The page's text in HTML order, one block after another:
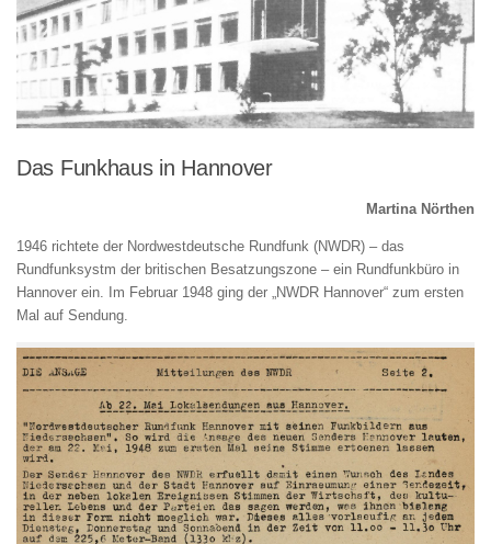
Das Funkhaus in Hannover
Martina Nörthen
1946 richtete der Nordwestdeutsche Rundfunk (NWDR) – das
Rundfunksystm der britischen Besatzungszone – ein Rundfunkbüro in
Hannover ein. Im Februar 1948 ging der „NWDR Hannover“ zum ersten
Mal auf Sendung.